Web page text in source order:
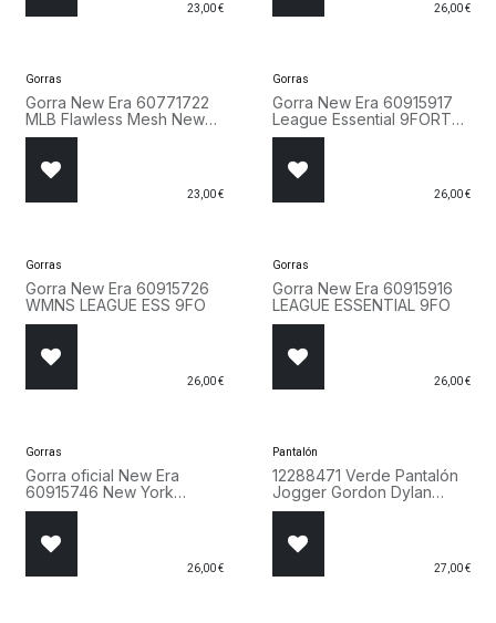
23,00€ 26,00€
Gorras
Gorra New Era 60771722
MLB Flawless Mesh New
York Yankees 9FORTY
23,00€
Gorras
Gorra New Era 60915917
League Essential 9FORTY
New York Yankees Cap
26,00€
Gorras
Gorra New Era 60915726
WMNS LEAGUE ESS 9FO
26,00€
Gorras
Gorra New Era 60915916
LEAGUE ESSENTIAL 9FO
26,00€
Gorras
Gorra oficial New Era
60915746 New York
Yankees MLB Pop Outline
26,00€
Pantalón
12288471 Verde Pantalón
Jogger Gordon Dylan
Jack & Jones
27,00€